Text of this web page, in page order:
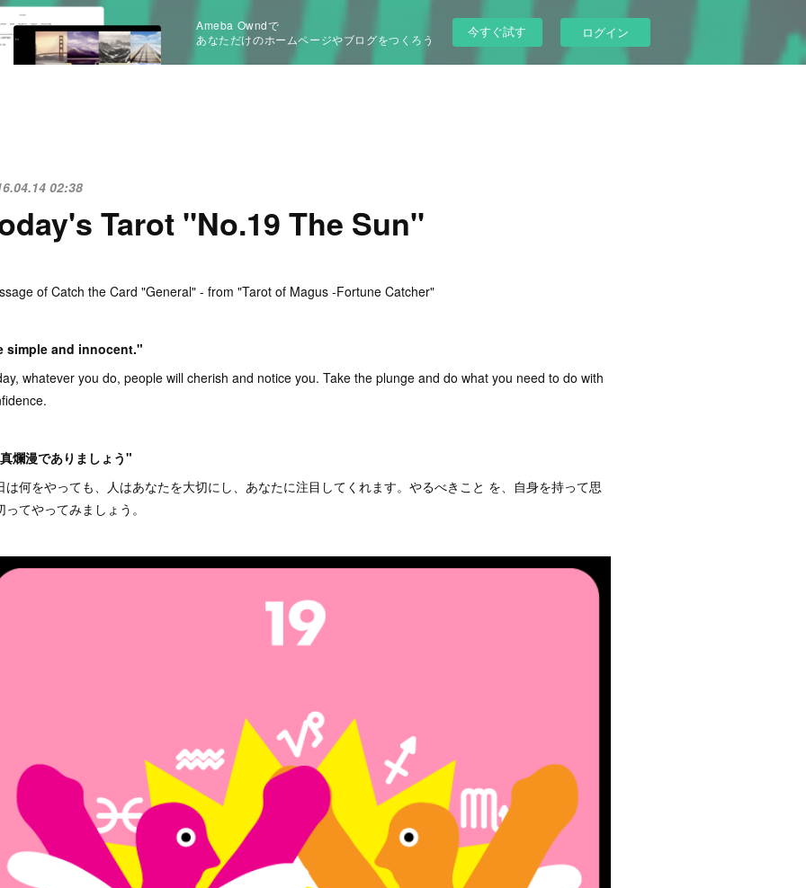
Ameba Owndで
あなただけのホームページやブログをつくろう
今すぐ試す ログイン
02:38
Tarot "No.19 The Sun"
of Catch the Card "General" - from "Tarot of Magus -Fortune Catcher"
simple and innocent."
whatever you do, people will cherish and notice you. Take the plunge and do what you need to do with
爛漫でありましょう"
は何をやっても、人はあなたを大切にし、あなたに注目してくれます。やるべきこと を、自身を持って思
ってやってみましょう。